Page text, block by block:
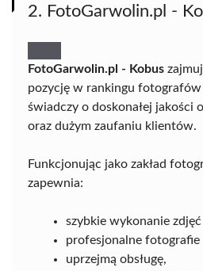
2. FotoGarwolin.pl -
FotoGarwolin.pl - Kobus
pozycję w rankingu
świadczy o doskonałej jakości
oraz dużym zaufaniu klientów.
Funkcjonując jako zakład
zapewnia:
szybkie wykonanie
profesjonalne
uprzejmą obsługę,